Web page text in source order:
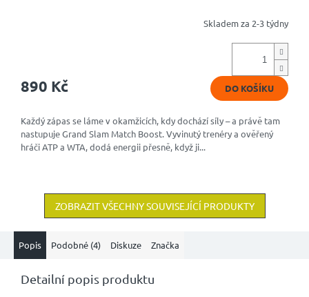
z
hvězdiček.
Skladem za 2-3 týdny
890 Kč DO KOŠÍKU
Každý zápas se láme v okamžicích, kdy dochází síly – a právě tam
nastupuje Grand Slam Match Boost. Vyvinutý trenéry a ověřený
hráči ATP a WTA, dodá energii přesně, když ji...
ZOBRAZIT VŠECHNY SOUVISEJÍCÍ PRODUKTY
Popis Podobné (4) Diskuze Značka
Detailní popis produktu